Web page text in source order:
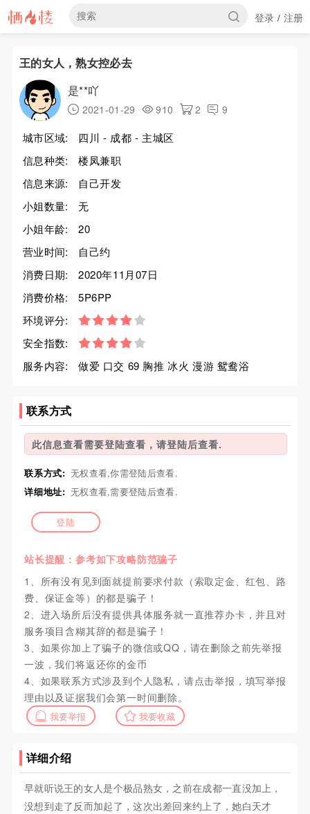
登录 / 注册
王的女人，熟女控必去
是**吖
2021-01-29 910 2 9
城市区域:
四川 - 成都 - 主城区
信息种类:
楼凤兼职
信息来源:
自己开发
小姐数量:
无
小姐年龄:
20
营业时间:
自己约
消费日期:
2020年11月07日
消费价格:
5P6PP
环境评分:
安全指数:
服务内容:
做爱 口交 69 胸推 冰火 漫游 鸳鸯浴
联系方式
此信息查看需要登陆查看，请登陆后查看.
联系方式: 无权查看,你需登陆后查看.
详细地址: 无权查看,需要登陆后查看.
登陆
站长提醒：参考如下攻略防范骗子
1、所有没有见到面就提前要求付款（索取定金、红包、路
费、保证金等）的都是骗子！
2、进入场所后没有提供具体服务就一直推荐办卡，并且对
服务项目含糊其辞的都是骗子！
3、如果你加上了骗子的微信或QQ，请在删除之前先举报
一波，我们将返还你的金币
4、如果联系方式涉及到个人隐私，请点击举报，填写举报
理由以及证据我们会第一时间删除。
我要举报 我要收藏
详细介绍
早就听说王的女人是个极品熟女，之前在成都一直没加上，
没想到走了反而加起了，这次出差回来约上了，她白天才